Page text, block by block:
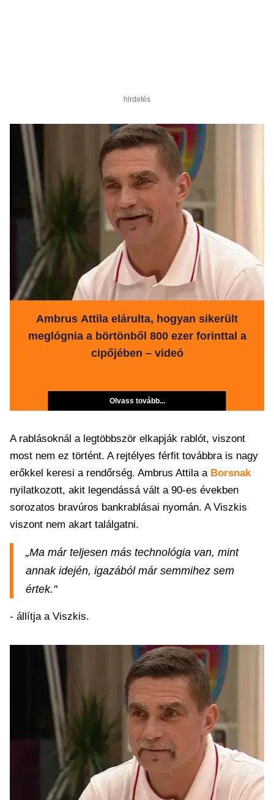
hirdetés
Ambrus Attila elárulta, hogyan sikerült
meglógnia a börtönből 800 ezer forinttal a
cipőjében – videó
Olvass tovább...
A rablásoknál a legtöbbször elkapják rablót, viszont
most nem ez történt. A rejtélyes férfit továbbra is nagy
erőkkel keresi a rendőrség. Ambrus Attila a Borsnak
nyilatkozott, akit legendássá vált a 90-es években
sorozatos bravúros bankrablásai nyomán. A Viszkis
viszont nem akart találgatni.
„Ma már teljesen más technológia van, mint
annak idején, igazából már semmihez sem
értek."
- állítja a Viszkis.